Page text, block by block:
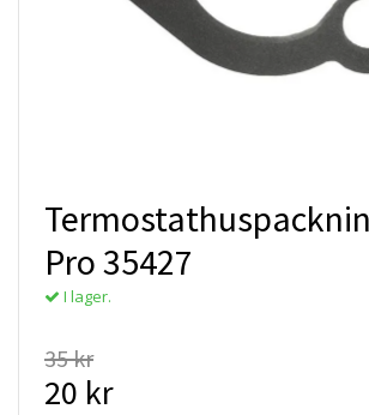
Pro 35427
I lager.
35 kr
20 kr